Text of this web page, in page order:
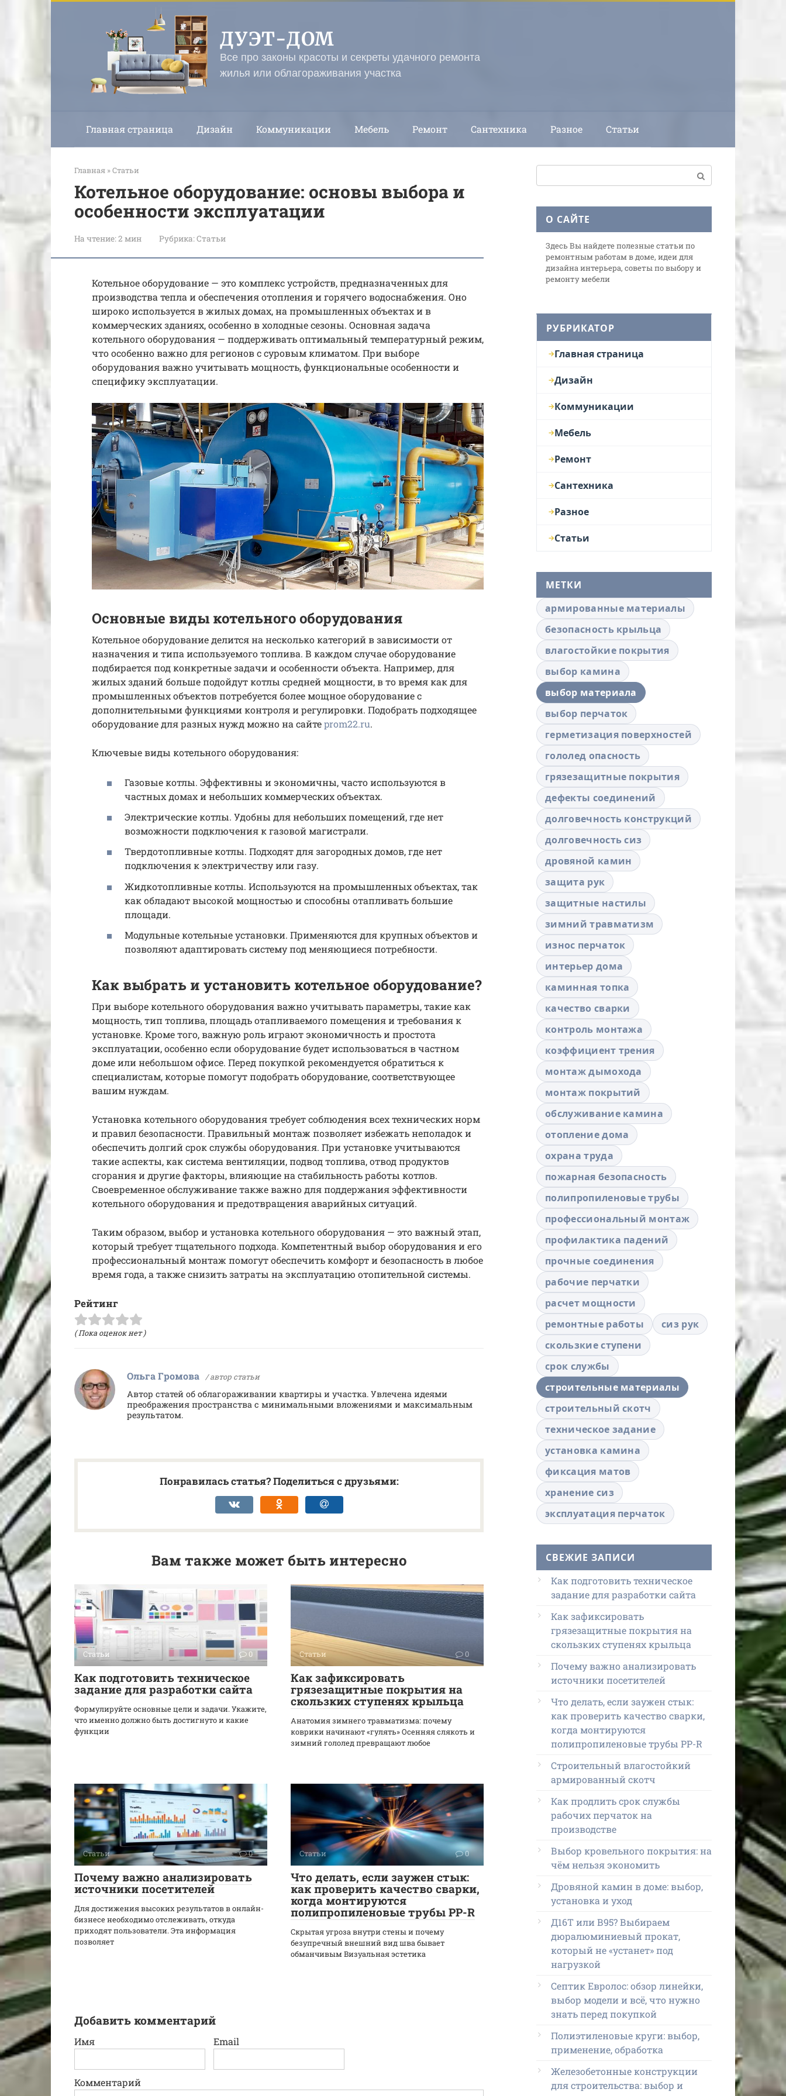
ДУЭТ-ДОМ
Все про законы красоты и секреты удачного ремонта
жилья или облагораживания участка
Главная страница Дизайн Коммуникации Мебель Ремонт Сантехника Разное Статьи
Главная »Статьи
Котельное оборудование: основы выбора и
особенности эксплуатации
На чтение:2 мин Рубрика:Статьи
Котельное оборудование — это комплекс устройств, предназначенных для
производства тепла и обеспечения отопления и горячего водоснабжения. Оно
широко используется в жилых домах, на промышленных объектах и в
коммерческих зданиях, особенно в холодные сезоны. Основная задача
котельного оборудования — поддерживать оптимальный температурный режим,
что особенно важно для регионов с суровым климатом. При выборе
оборудования важно учитывать мощность, функциональные особенности и
специфику эксплуатации.
Основные виды котельного оборудования
Котельное оборудование делится на несколько категорий в зависимости от
назначения и типа используемого топлива. В каждом случае оборудование
подбирается под конкретные задачи и особенности объекта. Например, для
жилых зданий больше подойдут котлы средней мощности, в то время как для
промышленных объектов потребуется более мощное оборудование с
дополнительными функциями контроля и регулировки. Подобрать подходящее
оборудование для разных нужд можно на сайтеprom22.ru.
Ключевые виды котельного оборудования:
Газовые котлы. Эффективны и экономичны, часто используются в
частных домах и небольших коммерческих объектах.
Электрические котлы. Удобны для небольших помещений, где нет
возможности подключения к газовой магистрали.
Твердотопливные котлы. Подходят для загородных домов, где нет
подключения к электричеству или газу.
Жидкотопливные котлы. Используются на промышленных объектах, так
как обладают высокой мощностью и способны отапливать большие
площади.
Модульные котельные установки. Применяются для крупных объектов и
позволяют адаптировать систему под меняющиеся потребности.
Как выбрать и установить котельное оборудование?
При выборе котельного оборудования важно учитывать параметры, такие как
мощность, тип топлива, площадь отапливаемого помещения и требования к
установке. Кроме того, важную роль играют экономичность и простота
эксплуатации, особенно если оборудование будет использоваться в частном
доме или небольшом офисе. Перед покупкой рекомендуется обратиться к
специалистам, которые помогут подобрать оборудование, соответствующее
вашим нуждам.
Установка котельного оборудования требует соблюдения всех технических норм
и правил безопасности. Правильный монтаж позволяет избежать неполадок и
обеспечить долгий срок службы оборудования. При установке учитываются
такие аспекты, как система вентиляции, подвод топлива, отвод продуктов
сгорания и другие факторы, влияющие на стабильность работы котлов.
Своевременное обслуживание также важно для поддержания эффективности
котельного оборудования и предотвращения аварийных ситуаций.
Таким образом, выбор и установка котельного оборудования — это важный этап,
который требует тщательного подхода. Компетентный выбор оборудования и его
профессиональный монтаж помогут обеспечить комфорт и безопасность в любое
время года, а также снизить затраты на эксплуатацию отопительной системы.
Рейтинг
( Пока оценок нет )
Ольга Громова / автор статьи
Автор статей об облагораживании квартиры и участка. Увлечена идеями
преображения пространства с минимальными вложениями и максимальным
результатом.
Понравилась статья? Поделиться с друзьями:
Вам также может быть интересно
Статьи 0
Как подготовить техническое
задание для разработки сайта
Формулируйте основные цели и задачи. Укажите,
что именно должно быть достигнуто и какие
функции
Статьи 0
Как зафиксировать
грязезащитные покрытия на
скользких ступенях крыльца
Анатомия зимнего травматизма: почему
коврики начинают «гулять» Осенняя слякоть и
зимний гололед превращают любое
Статьи 0
Почему важно анализировать
источники посетителей
Для достижения высоких результатов в онлайн-
бизнесе необходимо отслеживать, откуда
приходят пользователи. Эта информация
позволяет
Статьи 0
Что делать, если заужен стык:
как проверить качество сварки,
когда монтируются
полипропиленовые трубы PP-R
Скрытая угроза внутри стены и почему
безупречный внешний вид шва бывает
обманчивым Визуальная эстетика
Добавить комментарий
Имя Email
Комментарий
О САЙТЕ
Здесь Вы найдете полезные статьи по
ремонтным работам в доме, идеи для
дизайна интерьера, советы по выбору и
ремонту мебели
РУБРИКАТОР
Главная страница
Дизайн
Коммуникации
Мебель
Ремонт
Сантехника
Разное
Статьи
МЕТКИ
армированные материалы
безопасность крыльца
влагостойкие покрытия
выбор камина
выбор материала
выбор перчаток
герметизация поверхностей
гололед опасность
грязезащитные покрытия
дефекты соединений
долговечность конструкций
долговечность сиз
дровяной камин
защита рук
защитные настилы
зимний травматизм
износ перчаток
интерьер дома
каминная топка
качество сварки
контроль монтажа
коэффициент трения
монтаж дымохода
монтаж покрытий
обслуживание камина
отопление дома
охрана труда
пожарная безопасность
полипропиленовые трубы
профессиональный монтаж
профилактика падений
прочные соединения
рабочие перчатки
расчет мощности
ремонтные работы
сиз рук
скользкие ступени
срок службы
строительные материалы
строительный скотч
техническое задание
установка камина
фиксация матов
хранение сиз
эксплуатация перчаток
СВЕЖИЕ ЗАПИСИ
Как подготовить техническое
задание для разработки сайта
Как зафиксировать
грязезащитные покрытия на
скользких ступенях крыльца
Почему важно анализировать
источники посетителей
Что делать, если заужен стык:
как проверить качество сварки,
когда монтируются
полипропиленовые трубы PP-R
Строительный влагостойкий
армированный скотч
Как продлить срок службы
рабочих перчаток на
производстве
Выбор кровельного покрытия: на
чём нельзя экономить
Дровяной камин в доме: выбор,
установка и уход
Д16Т или В95? Выбираем
дюралюминиевый прокат,
который не «устанет» под
нагрузкой
Септик Евролос: обзор линейки,
выбор модели и всё, что нужно
знать перед покупкой
Полиэтиленовые круги: выбор,
применение, обработка
Железобетонные конструкции
для строительства: выбор и